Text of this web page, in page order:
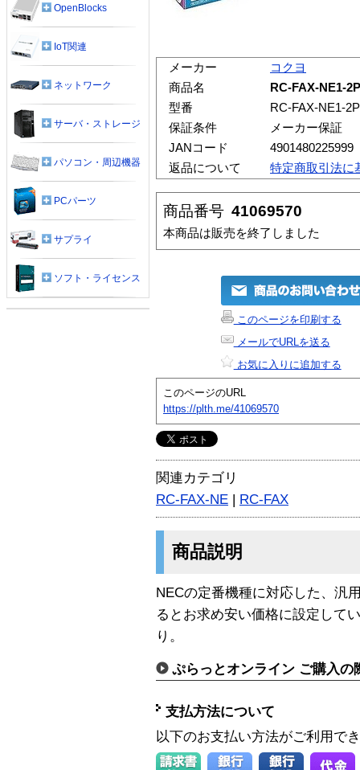
メーカー
コクヨ
商品名
RC-FAX-NE1-
型番
RC-FAX-NE1-2P
保証条件
メーカー保証
JANコード
4901480225999
返品について
特定商取引法に
商品番号 41069570
本商品は販売を終了しました
このページを印刷する
メールでURLを送る
お気に入りに追加する
このページのURL
https://plth.me/41069570
関連カテゴリ
RC-FAX-NE | RC-FAX
商品説明
NECの定番機種に対応した、汎
るとお求め安い価格に設定して
り。
ぷらっとオンライン ご購入の
支払方法について
以下のお支払い方法がご利用で
OpenBlocks
IoT関連
ネットワーク
サーバ・ストレージ
パソコン・周辺機器
PCパーツ
サプライ
ソフト・ライセンス